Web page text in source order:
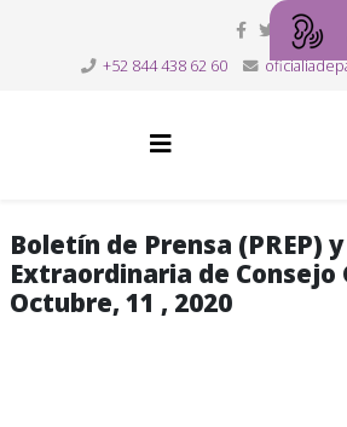
+52 844 438 62 60
Boletín de Prensa (PREP)
Extraordinaria de Consejo
Octubre, 11 , 2020